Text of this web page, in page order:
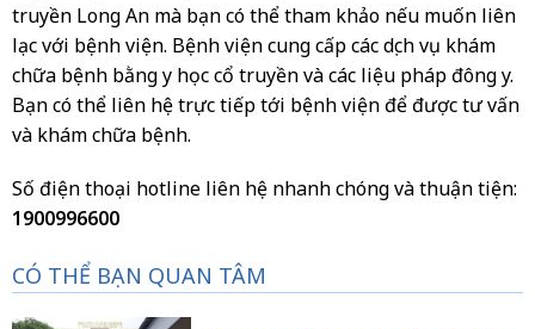
truyền Long An mà bạn có thể tham khảo nếu muốn liên
lạc với bệnh viện. Bệnh viện cung cấp các dịch vụ khám
chữa bệnh bằng y học cổ truyền và các liệu pháp đông y.
Bạn có thể liên hệ trực tiếp tới bệnh viện để được tư vấn
và khám chữa bệnh.
Số điện thoại hotline liên hệ nhanh chóng và thuận tiện:
1900996600
CÓ THỂ BẠN QUAN TÂM